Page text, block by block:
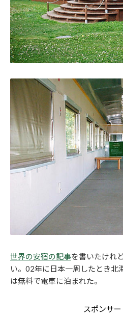
世界の安宿の記事を書いたけれ
い。02年に日本一周したとき北
は無料で電車に泊まれた。
スポンサ